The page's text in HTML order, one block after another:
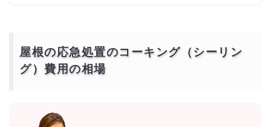
DIYとプロの費用を比較
相見積もりとは？
一括見積もり無料サービスで安く屋根の応急処置のコーキングをできる
優良業者を探す！
より安価で依頼するには？
屋根の応急処置のコーキング（シーリン
グ）費用の相場